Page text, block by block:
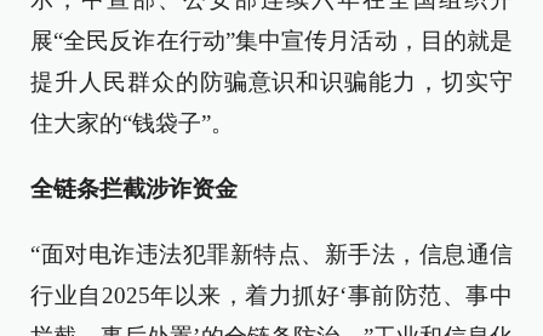
展“全民反诈在行动”集中宣传月活动，目的就是
提升人民群众的防骗意识和识骗能力，切实守
住大家的“钱袋子”。
全链条拦截涉诈资金
“面对电诈违法犯罪新特点、新手法，信息通信
行业自2025年以来，着力抓好‘事前防范、事中